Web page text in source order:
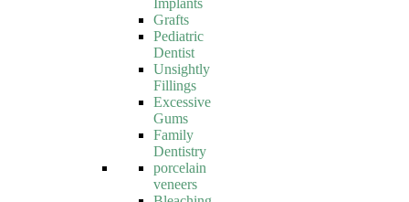
Implants
Grafts
Pediatric
Dentist
Unsightly
Fillings
Excessive
Gums
Family
Dentistry
porcelain
veneers